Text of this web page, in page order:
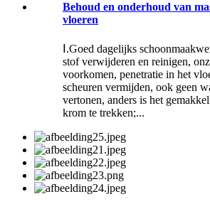
Behoud en onderhoud van
vloeren
Ⅰ.Goed dagelijks
stof verwijderen en reinigen,
voorkomen, penetratie in het
scheuren vermijden, ook geen
vertonen, anders is het
krom te trekken;...